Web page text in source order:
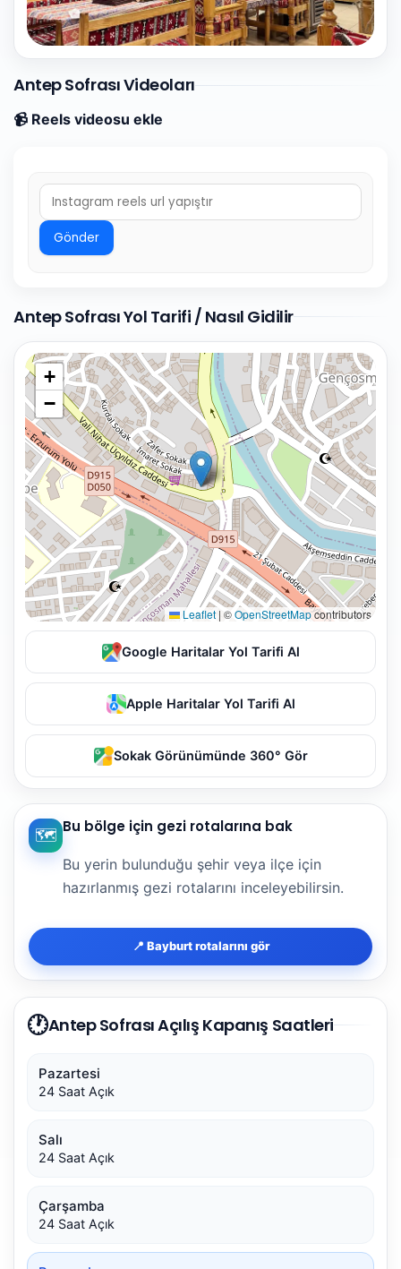
Antep Sofrası Videoları
📹 Reels videosu ekle
Gönder
Antep Sofrası Yol Tarifi / Nasıl Gidilir
+
−
Leaflet | ©OpenStreetMapcontributors
Google Haritalar Yol Tarifi Al
Apple Haritalar Yol Tarifi Al
Sokak Görünümünde 360° Gör
🗺️ Bu bölge için gezi rotalarına bak
Bu yerin bulunduğu şehir veya ilçe için
hazırlanmış gezi rotalarını inceleyebilirsin.
📍 Bayburt rotalarını gör
🕐Antep Sofrası Açılış Kapanış Saatleri
Pazartesi
24 Saat Açık
Salı
24 Saat Açık
Çarşamba
24 Saat Açık